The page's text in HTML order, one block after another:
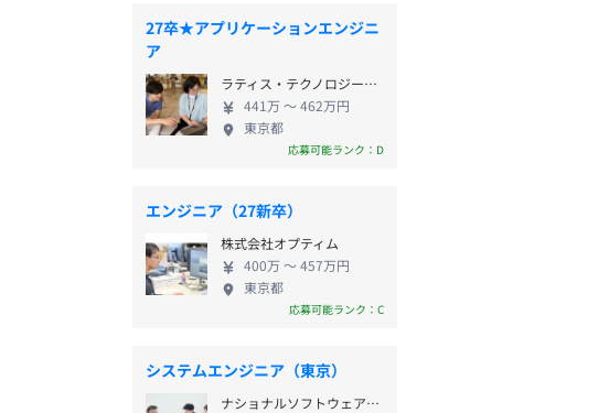
27卒★アプリケーションエンジニ
ア
ラティス・テクノロジー株式会社
441万 〜 462万円
東京都
応募可能ランク：D
エンジニア（27新卒）
株式会社オプティム
400万 〜 457万円
東京都
応募可能ランク：C
システムエンジニア（東京）
ナショナルソフトウェア株式会社